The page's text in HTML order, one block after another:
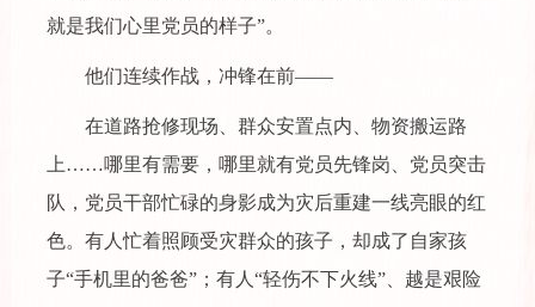
就是我们心里党员的样子”。
他们连续作战，冲锋在前——
在道路抢修现场、群众安置点内、物资搬运路
上……哪里有需要，哪里就有党员先锋岗、党员突击
队，党员干部忙碌的身影成为灾后重建一线亮眼的红
色。有人忙着照顾受灾群众的孩子，却成了自家孩
子“手机里的爸爸”；有人“轻伤不下火线”、越是艰险